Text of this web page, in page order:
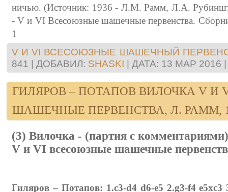
ничью. (Источник: 1936 - Л.М. Рамм, Л.А.
- V и VI Всесоюзные шашечные первенства.
1
V И VI ВСЕСОЮЗНЫЕ ШАШЕЧНЫЙ
841 | ДОБАВИЛ: SHASKI | ДАТА: 13 МАР 2016
ГИЛЯРОВ – ПОТАПОВ ВИЛОЧКА V И
ШАШЕЧНЫЕ ПЕРВЕНСТВА, Л. РАММ,
(3) Вилочка - (партия с комментариями)
V и VI всесоюзные шашечные
Гиляров – Потапов: 1.c3-d4 d6-e5 2.g3-f4